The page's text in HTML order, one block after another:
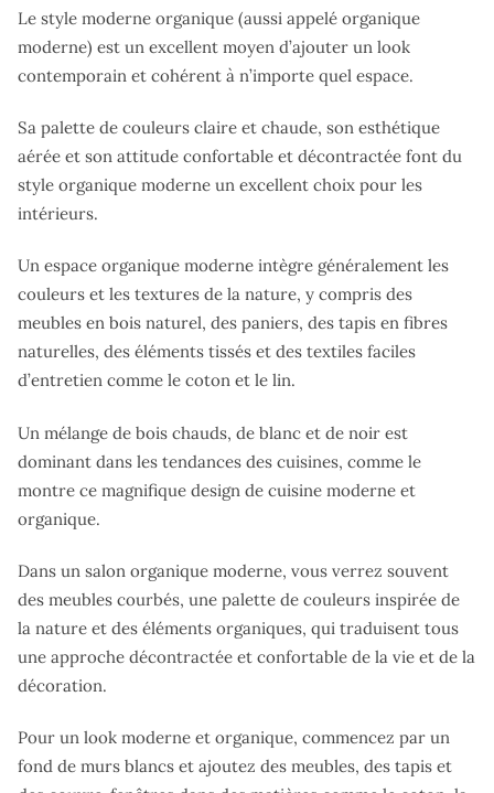
Le style moderne organique (aussi appelé organique
moderne) est un excellent moyen d’ajouter un look
contemporain et cohérent à n’importe quel espace.
Sa palette de couleurs claire et chaude, son esthétique
aérée et son attitude confortable et décontractée font du
style organique moderne un excellent choix pour les
intérieurs.
Un espace organique moderne intègre généralement les
couleurs et les textures de la nature, y compris des
meubles en bois naturel, des paniers, des tapis en fibres
naturelles, des éléments tissés et des textiles faciles
d’entretien comme le coton et le lin.
Un mélange de bois chauds, de blanc et de noir est
dominant dans les tendances des cuisines, comme le
montre ce magnifique design de cuisine moderne et
organique.
Dans un salon organique moderne, vous verrez souvent
des meubles courbés, une palette de couleurs inspirée de
la nature et des éléments organiques, qui traduisent tous
une approche décontractée et confortable de la vie et de la
décoration.
Pour un look moderne et organique, commencez par un
fond de murs blancs et ajoutez des meubles, des tapis et